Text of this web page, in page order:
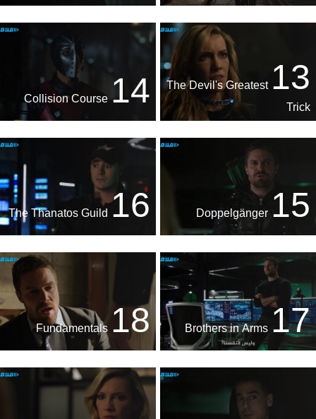
13
The Devil's Greatest
Trick
14
Collision Course
15
16
17
18